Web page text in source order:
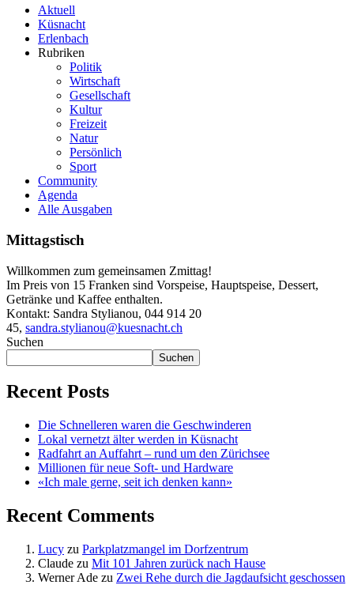
Aktuell
Küsnacht
Erlenbach
Rubriken
Politik
Wirtschaft
Gesellschaft
Kultur
Freizeit
Natur
Persönlich
Sport
Community
Agenda
Alle Ausgaben
Mittagstisch
Willkommen zum gemeinsamen Zmittag!
Im Preis von 15 Franken sind Vorspeise, Hauptspeise, Dessert,
Getränke und Kaffee enthalten.
Kontakt: Sandra Stylianou, 044 914 20
45, sandra.stylianou@kuesnacht.ch
Suchen
Suchen
Recent Posts
Die Schnelleren waren die Geschwinderen
Lokal vernetzt älter werden in Küsnacht
Radfahrt an Auffahrt – rund um den Zürichsee
Millionen für neue Soft- und Hardware
«Ich male gerne, seit ich denken kann»
Recent Comments
Lucy zu Parkplatzmangel im Dorfzentrum
Claude zu Mit 101 Jahren zurück nach Hause
Werner Ade zu Zwei Rehe durch die Jagdaufsicht geschossen